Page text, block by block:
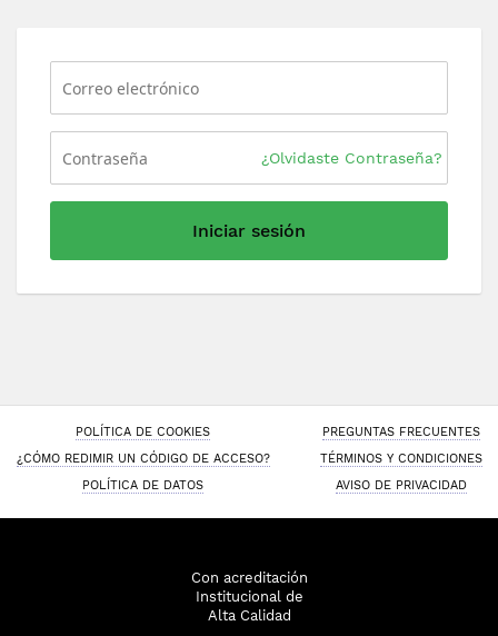
¿Olvidaste Contraseña?
Iniciar sesión
POLÍTICA DE COOKIES
PREGUNTAS FRECUENTES
¿CÓMO REDIMIR UN CÓDIGO DE ACCESO?
TÉRMINOS Y CONDICIONES
POLÍTICA DE DATOS
AVISO DE PRIVACIDAD
Con acreditación
Institucional de
Alta Calidad